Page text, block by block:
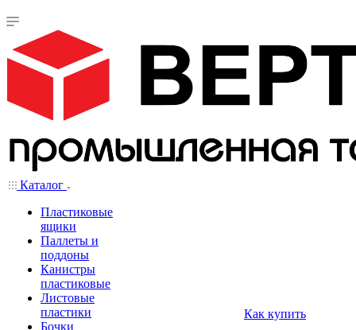
Каталог
Пластиковые
ящики
Паллеты и
поддоны
Канистры
пластиковые
Листовые
пластики
Бочки
Как купить